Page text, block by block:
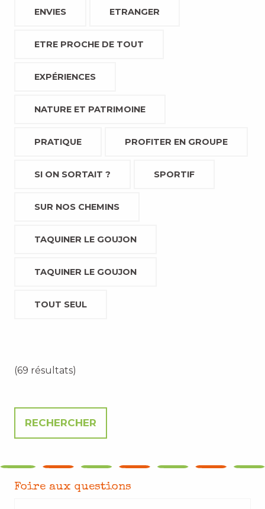
ENVIES ETRANGER
ETRE PROCHE DE TOUT
EXPÉRIENCES
NATURE ET PATRIMOINE
PRATIQUE PROFITER EN GROUPE
SI ON SORTAIT ? SPORTIF
SUR NOS CHEMINS
TAQUINER LE GOUJON
TAQUINER LE GOUJON
TOUT SEUL
(69 résultats)
Foire aux questions